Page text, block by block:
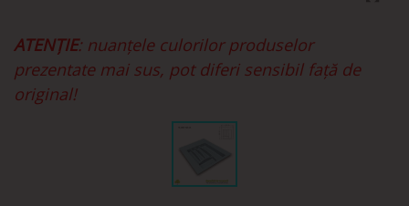
ATENȚIE: nuanțele culorilor produselor
prezentate mai sus, pot diferi sensibil față de
original!